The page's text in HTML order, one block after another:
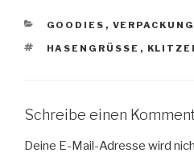
KATEGORIEN
GOODIES , VERPACKUNG
SCHLAGWÖRTER
HASENGRÜSSE ,
Schreibe einen
Deine E-Mail-Adresse wird